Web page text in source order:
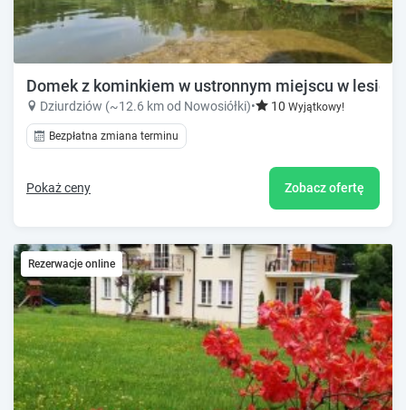
Domek z kominkiem w ustronnym miejscu w lesie
Dziurdziów (~12.6 km od Nowosiółki)• 10 Wyjątkowy!
Bezpłatna zmiana terminu
Pokaż ceny Zobacz ofertę
Rezerwacje online